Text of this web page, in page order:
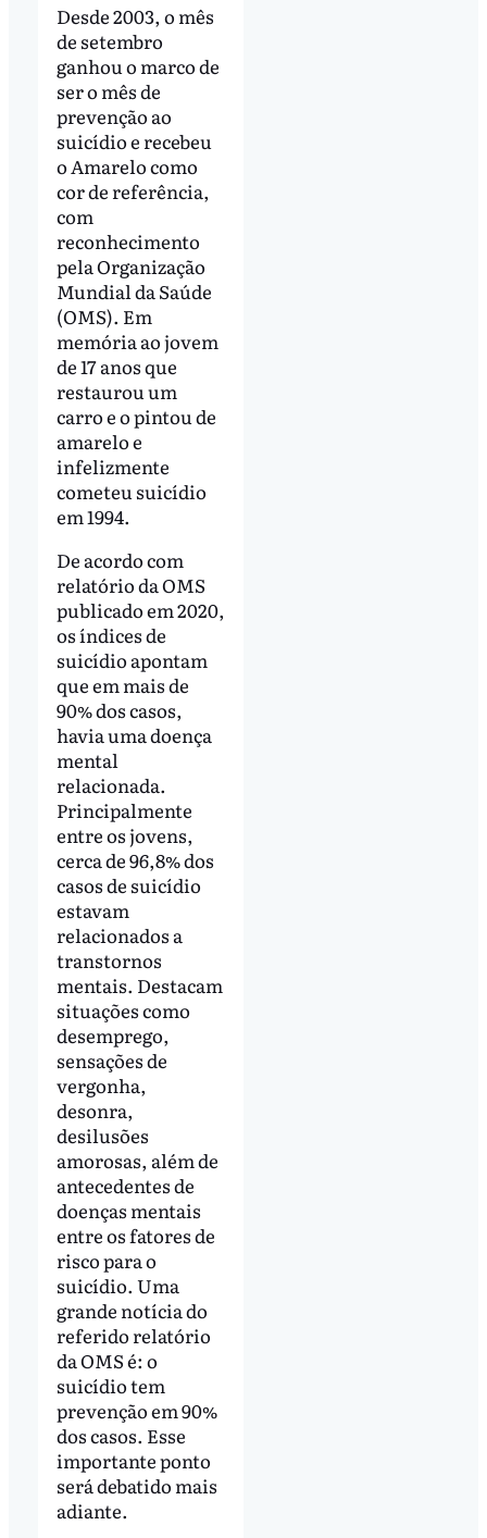
Desde 2003, o mês
de setembro
ganhou o marco de
ser o mês de
prevenção ao
suicídio e recebeu
o Amarelo como
cor de referência,
com
reconhecimento
pela Organização
Mundial da Saúde
(OMS). Em
memória ao jovem
de 17 anos que
restaurou um
carro e o pintou de
amarelo e
infelizmente
cometeu suicídio
em 1994.
De acordo com
relatório da OMS
publicado em 2020,
os índices de
suicídio apontam
que em mais de
90% dos casos,
havia uma doença
mental
relacionada.
Principalmente
entre os jovens,
cerca de 96,8% dos
casos de suicídio
estavam
relacionados a
transtornos
mentais. Destacam
situações como
desemprego,
sensações de
vergonha,
desonra,
desilusões
amorosas, além de
antecedentes de
doenças mentais
entre os fatores de
risco para o
suicídio. Uma
grande notícia do
referido relatório
da OMS é: o
suicídio tem
prevenção em 90%
dos casos. Esse
importante ponto
será debatido mais
adiante.